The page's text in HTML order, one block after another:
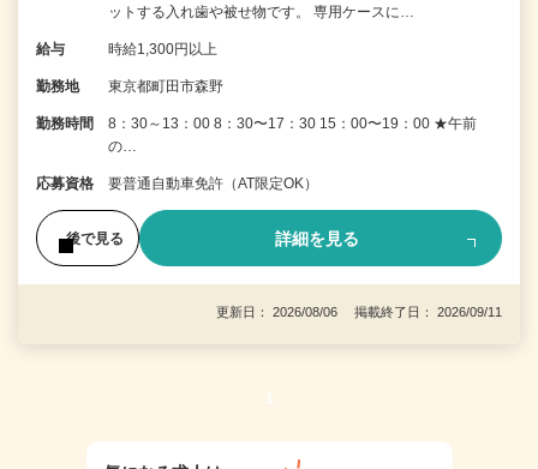
ットする入れ歯や被せ物です。 専用ケースに…
給与 時給1,300円以上
勤務地 東京都町田市森野
勤務時間
8：30～13：00 8：30〜17：30 15：00〜19：00 ★午前
の…
応募資格 要普通自動車免許（AT限定OK）
後で見る 詳細を見る
更新日： 2026/08/06 掲載終了日： 2026/09/11
1